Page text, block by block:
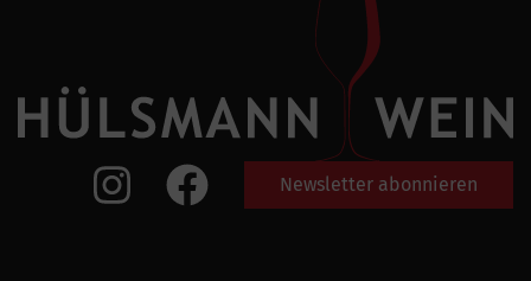
Newsletter abonnieren